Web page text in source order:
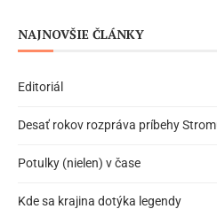
NAJNOVŠIE ČLÁNKY
Editoriál
Desať rokov rozpráva príbehy
Potulky (nielen) v čase
Kde sa krajina dotýka legendy